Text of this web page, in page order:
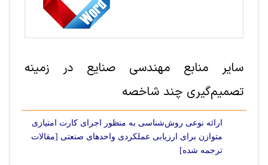
سایر منابع مهندسی صنايع در زمینه
تصمیم‌گیری چند شاخصه
ارائه نوعی روش‌شناسی به منظور اجرای کارت امتیازی
متوازن برای ارزیابی عملکردی واحدهای صنعتی [مقالات
ترجمه شده]